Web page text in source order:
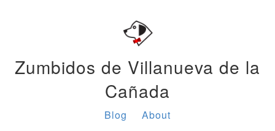
Zumbidos de Villanueva de la
Cañada
Blog About